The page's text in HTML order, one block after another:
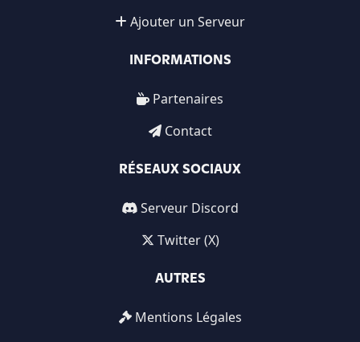
Ajouter un Serveur
INFORMATIONS
Partenaires
Contact
RÉSEAUX SOCIAUX
Serveur Discord
Twitter (X)
AUTRES
Mentions Légales